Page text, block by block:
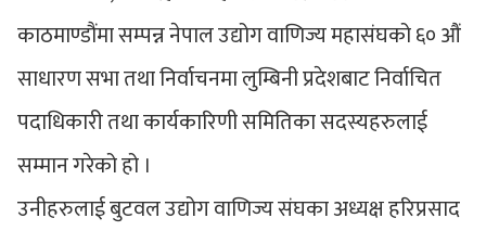
काठमाण्डौंमा सम्पन्न नेपाल उद्योग वाणिज्य महासंघको ६० औं
साधारण सभा तथा निर्वाचनमा लुम्बिनी प्रदेशबाट निर्वाचित
पदाधिकारी तथा कार्यकारिणी समितिका सदस्यहरुलाई
सम्मान गरेको हो ।
उनीहरुलाई बुटवल उद्योग वाणिज्य संघका अध्यक्ष हरिप्रसाद